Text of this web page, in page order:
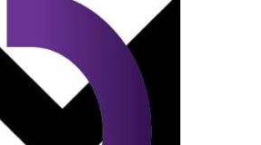
februarie 4 / 2026